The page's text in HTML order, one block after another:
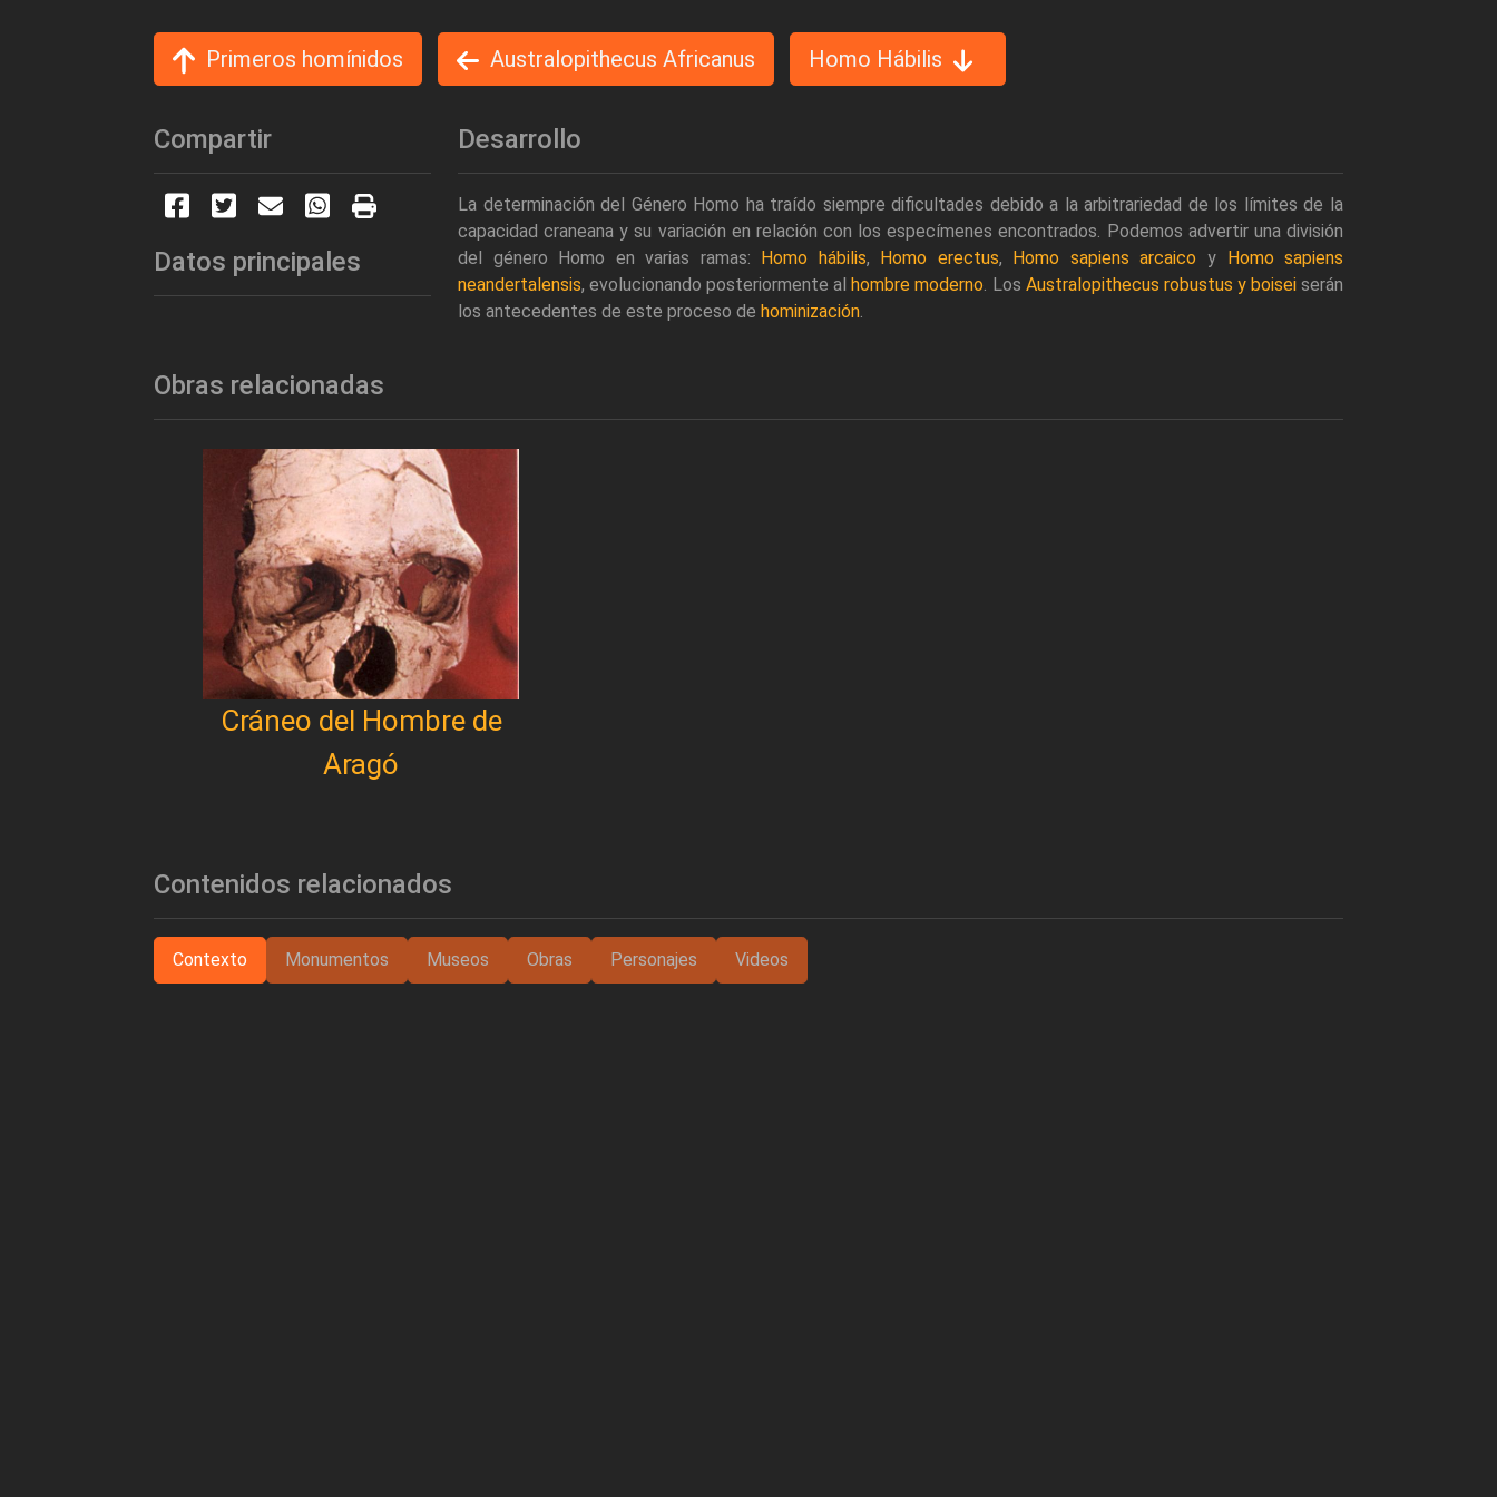
Primeros homínidos Australopithecus Africanus Homo Hábilis
Compartir
Datos principales
Desarrollo
La determinación del Género Homo ha traído siempre dificultades debido a la arbitrariedad de los límites de la
capacidad craneana y su variación en relación con los especímenes encontrados. Podemos advertir una división
del género Homo en varias ramas: Homo hábilis, Homo erectus, Homo sapiens arcaico y Homo sapiens
neandertalensis, evolucionando posteriormente alhombre moderno. Los Australopithecus robustus y boiseiserán
los antecedentes de este proceso de hominización.
Obras relacionadas
Cráneo del Hombre de
Aragó
Contenidos relacionados
Contexto Monumentos Museos Obras Personajes Videos